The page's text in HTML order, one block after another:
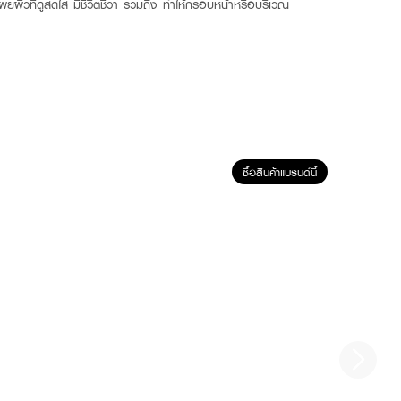
ยผิวที่ดูสดใส มีชีวิตชีวา รวมถึง ทำให้กรอบหน้าหรือบริเวณ
ซื้อสินค้าแบรนด์นี้